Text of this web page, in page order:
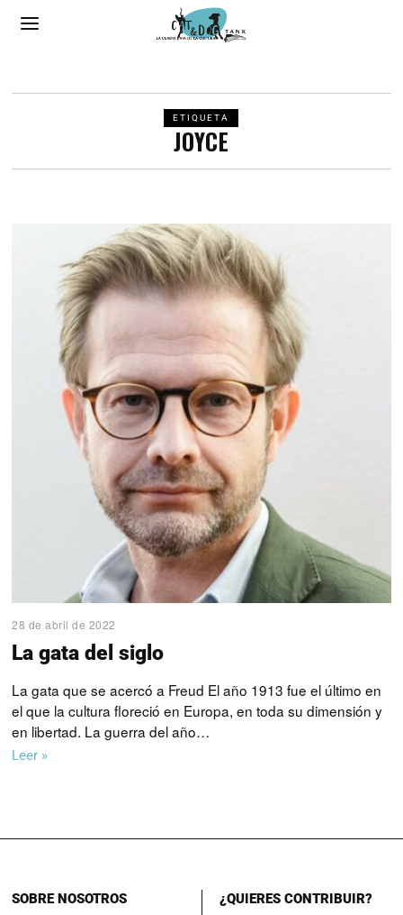
ETIQUETA
JOYCE
28 de abril de 2022
La gata del siglo
La gata que se acercó a Freud El año 1913 fue el último en
el que la cultura floreció en Europa, en toda su dimensión y
en libertad. La guerra del año…
Leer »
SOBRE NOSOTROS ¿QUIERES CONTRIBUIR?